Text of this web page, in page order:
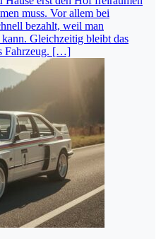
muss. Vor allem bei
bezahlt, weil man
kann. Gleichzeitig bleibt das
Fahrzeug. […]